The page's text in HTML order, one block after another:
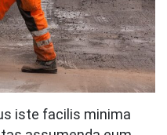
iste facilis minima